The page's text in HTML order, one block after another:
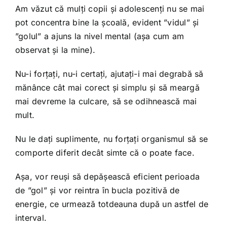
Am văzut că mulți copii și adolescenți nu se mai
pot concentra bine la școală, evident ”vidul” și
”golul” a ajuns la nivel mental (așa cum am
observat și la mine).
Nu-i forțați, nu-i certați, ajutați-i mai degrabă să
mănânce cât mai corect și simplu și să meargă
mai devreme la culcare, să se odihnească mai
mult.
Nu le dați suplimente, nu forțați organismul să se
comporte diferit decât simte că o poate face.
Așa, vor reuși să depășească eficient perioada
de ”gol” și vor reintra în bucla pozitivă de
energie, ce urmează totdeauna după un astfel de
interval.